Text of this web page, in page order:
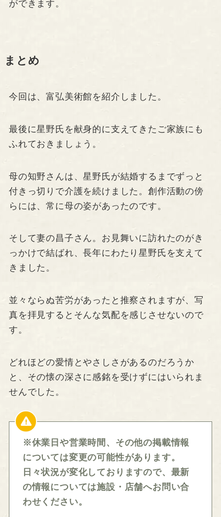
ができます。
まとめ
今回は、富弘美術館を紹介しました。
最後に星野氏を献身的に支えてきたご家族にも
ふれておきましょう。
母の知野さんは、星野氏が結婚するまでずっと
付きっ切りで介護を続けました。創作活動の傍
らには、常に母の姿があったのです。
そして妻の昌子さん。お見舞いに訪れたのがき
っかけで結ばれ、長年にわたり星野氏を支えて
きました。
並々ならぬ苦労があったと推察されますが、写
真を拝見するとそんな気配を感じさせないので
す。
どれほどの愛情とやさしさがあるのだろうか
と、その懐の深さに感銘を受けずにはいられま
せんでした。
※休業日や営業時間、その他の掲載情報
については変更の可能性があります。
日々状況が変化しておりますので、最新
の情報については施設・店舗へお問い合
わせください。